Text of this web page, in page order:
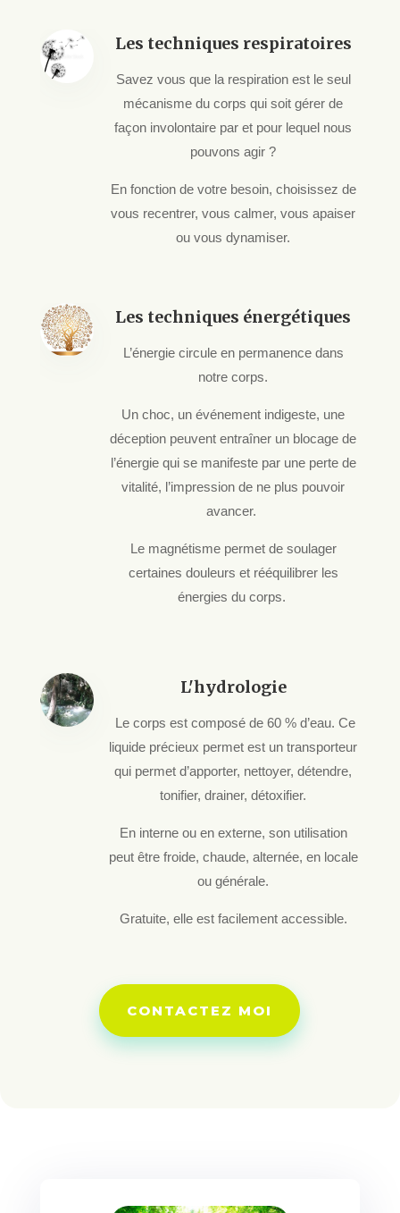
Les techniques respiratoires
Savez vous que la respiration est le seul
mécanisme du corps qui soit gérer de
façon involontaire par et pour lequel nous
pouvons agir ?
En fonction de votre besoin, choisissez de
vous recentrer, vous calmer, vous apaiser
ou vous dynamiser.
Les techniques énergétiques
L’énergie circule en permanence dans
notre corps.
Un choc, un événement indigeste, une
déception peuvent entraîner un blocage de
l’énergie qui se manifeste par une perte de
vitalité, l’impression de ne plus pouvoir
avancer.
Le magnétisme permet de soulager
certaines douleurs et rééquilibrer les
énergies du corps.
L'hydrologie
Le corps est composé de 60 % d’eau. Ce
liquide précieux permet est un transporteur
qui permet d’apporter, nettoyer, détendre,
tonifier, drainer, détoxifier.
En interne ou en externe, son utilisation
peut être froide, chaude, alternée, en locale
ou générale.
Gratuite, elle est facilement accessible.
CONTACTEZ MOI